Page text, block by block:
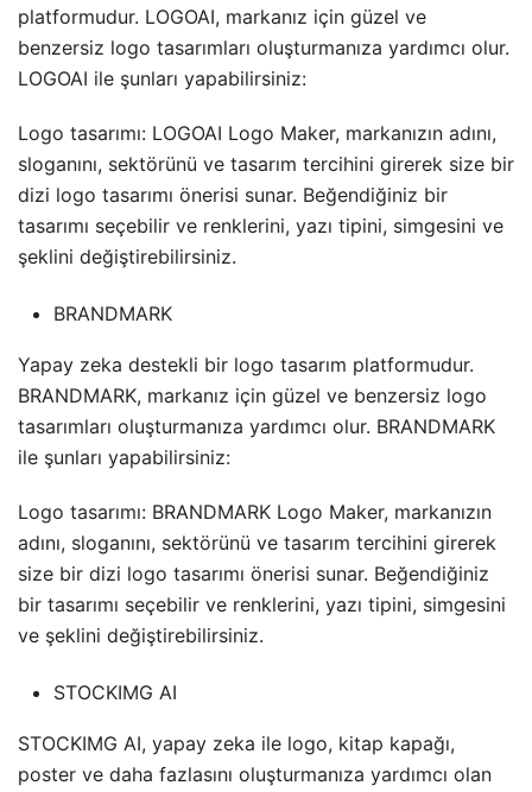
platformudur. LOGOAI, markanız için güzel ve
benzersiz logo tasarımları oluşturmanıza yardımcı olur.
LOGOAI ile şunları yapabilirsiniz:
Logo tasarımı: LOGOAI Logo Maker, markanızın adını,
sloganını, sektörünü ve tasarım tercihini girerek size bir
dizi logo tasarımı önerisi sunar. Beğendiğiniz bir
tasarımı seçebilir ve renklerini, yazı tipini, simgesini ve
şeklini değiştirebilirsiniz.
BRANDMARK
Yapay zeka destekli bir logo tasarım platformudur.
BRANDMARK, markanız için güzel ve benzersiz logo
tasarımları oluşturmanıza yardımcı olur. BRANDMARK
ile şunları yapabilirsiniz:
Logo tasarımı: BRANDMARK Logo Maker, markanızın
adını, sloganını, sektörünü ve tasarım tercihini girerek
size bir dizi logo tasarımı önerisi sunar. Beğendiğiniz
bir tasarımı seçebilir ve renklerini, yazı tipini, simgesini
ve şeklini değiştirebilirsiniz.
STOCKIMG AI
STOCKIMG AI, yapay zeka ile logo, kitap kapağı,
poster ve daha fazlasını oluşturmanıza yardımcı olan